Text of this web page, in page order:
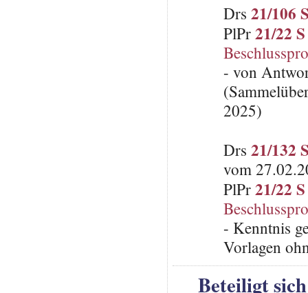
Drs 21/106
PlPr21/22 S
- von
2025)
Drs 21/132
vom
PlPr21/22 S
- Kenntnis
Vorlagen
Beteiligt